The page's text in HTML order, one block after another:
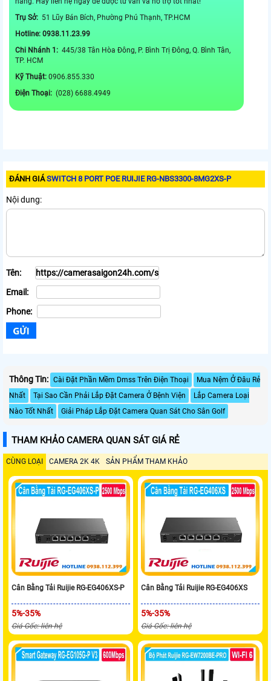
Trụ Sở: 51 Lũy Bán Bích, Phường Phú Thạnh, TP.HCM
Hotline: 0938.11.23.99
Chi Nhánh 1: 445/38 Tân Hòa Đông, P. Bình Trị Đông, Q. Bình Tân,
TP. HCM
Kỹ Thuật: 0906.855.330
Điện Thoại: (028) 6688.4949
ĐÁNH GIÁSWITCH 8 PORT POE RUIJIE RG-NBS3300-8MG2XS-P
Nội dung:
Tên:
Email:
Phone:
Thông Tin: Cài Đặt Phần Mềm Dmss Trên Điện Thoại
Mua Nệm Ở Đâu Rẻ
Nhất
Tại Sao Cần Phải Lắp Đặt Camera Ở Bệnh Viện
Lắp Camera Loại
Nào Tốt Nhất
Giải Pháp Lắp Đặt Camera Quan Sát Cho Sân Golf
THAM KHẢO CAMERA QUAN SÁT GIÁ RẺ
CÙNG LOẠI CAMERA 2K 4K SẢN PHẨM THAM KHẢO
Cân Bằng Tải Ruijie RG-EG406XS-P
5%-35%
Giá Gốc: liên hệ
Cân Bằng Tải Ruijie RG-EG406XS
5%-35%
Giá Gốc: liên hệ